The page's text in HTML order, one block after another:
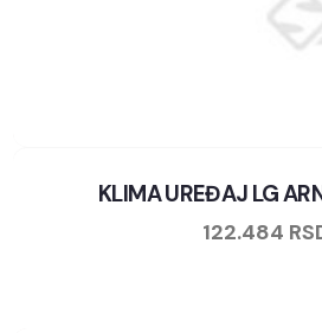
KLIMA UREĐAJ LG
122.484